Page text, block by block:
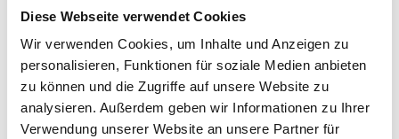
Diese Webseite verwendet Cookies
Wir verwenden Cookies, um Inhalte und Anzeigen zu
personalisieren, Funktionen für soziale Medien anbieten
zu können und die Zugriffe auf unsere Website zu
analysieren. Außerdem geben wir Informationen zu Ihrer
Verwendung unserer Website an unsere Partner für
Herz-Kreislauf
Workshop